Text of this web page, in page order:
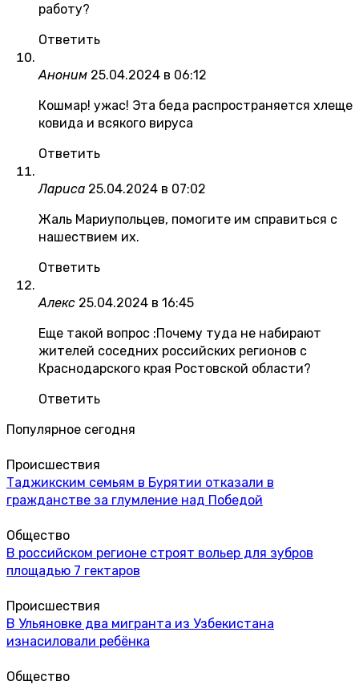
работу?
Ответить
Аноним 25.04.2024 в 06:12
Кошмар! ужас! Эта беда распространяется хлеще
ковида и всякого вируса
Ответить
Лариса 25.04.2024 в 07:02
Жаль Мариупольцев, помогите им справиться с
нашествием их.
Ответить
Алекс 25.04.2024 в 16:45
Еще такой вопрос :Почему туда не набирают
жителей соседних российских регионов с
Краснодарского края Ростовской области?
Ответить
Популярное сегодня
Происшествия
Таджикским семьям в Бурятии отказали в
гражданстве за глумление над Победой
Общество
В российском регионе строят вольер для зубров
площадью 7 гектаров
Происшествия
В Ульяновке два мигранта из Узбекистана
изнасиловали ребёнка
Общество